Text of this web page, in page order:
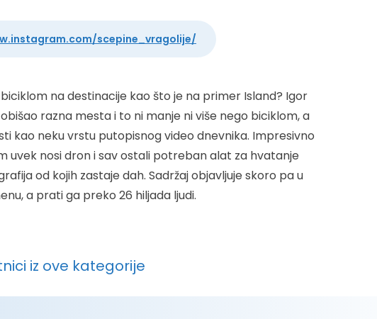
scepine_vragolije/
na destinacije kao što je na primer Island? Igor
razna mesta i to ni manje ni više nego biciklom, a
kao neku vrstu putopisnog video dnevnika. Impresivno
uvek nosi dron i sav ostali potreban alat za hvatanje
od kojih zastaje dah. Sadržaj objavljuje skoro pa u
a prati ga preko 26 hiljada ljudi.
iz ove kategorije